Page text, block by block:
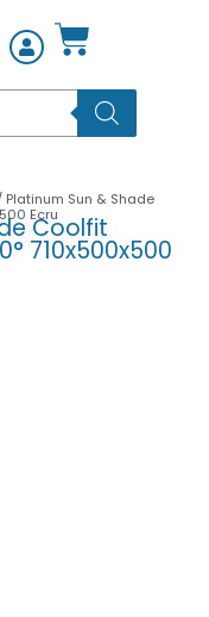
Platinum Sun & Shade
Ecru
Coolfit
710x500x500